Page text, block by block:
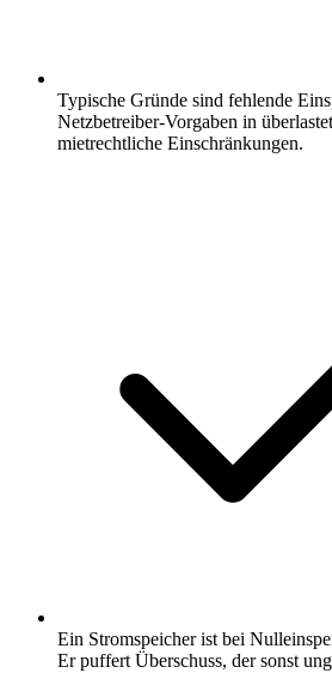
Typische Gründe sind fehlende
Netzbetreiber-Vorgaben in
mietrechtliche Einschränkungen.
Ein Stromspeicher ist bei
Er puffert Überschuss, der sonst